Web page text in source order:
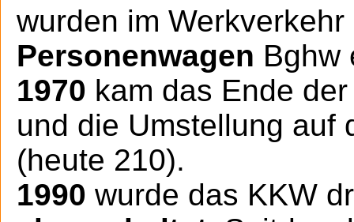
wurden im Werkverkehr
Personenwagen Bghw
1970 kam das Ende
und die Umstellung auf
(heute 210).
1990 wurde das KKW